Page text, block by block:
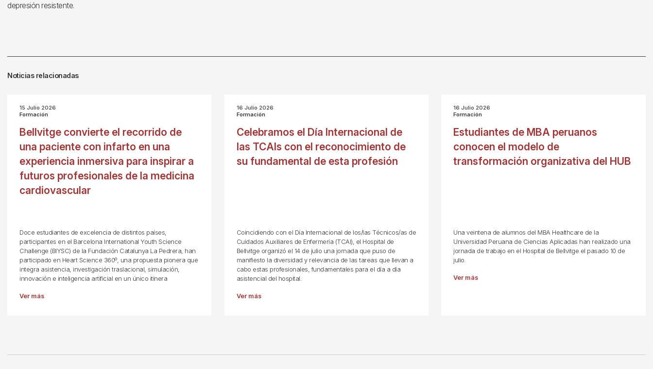
depresión resistente.
Noticias relacionadas
15 Julio 2026
Formación
Bellvitge convierte el recorrido de
una paciente con infarto en una
experiencia inmersiva para inspirar a
futuros profesionales de la medicina
cardiovascular
Doce estudiantes de excelencia de distintos países,
participantes en el Barcelona International Youth Science
Challenge (BIYSC) de la Fundación Catalunya La Pedrera, han
participado en Heart Science 360º, una propuesta pionera que
integra asistencia, investigación traslacional, simulación,
innovación e inteligencia artificial en un único itinera
Ver más
16 Julio 2026
Formación
Celebramos el Día Internacional de
las TCAIs con el reconocimiento de
su fundamental de esta profesión
Coincidiendo con el Día Internacional de los/las Técnicos/as de
Cuidados Auxiliares de Enfermería (TCAI), el Hospital de
Bellvitge organizó el 14 de julio una jornada que puso de
manifiesto la diversidad y relevancia de las tareas que llevan a
cabo estas profesionales, fundamentales para el día a día
asistencial del hospital.
Ver más
16 Julio 2026
Formación
Estudiantes de MBA peruanos
conocen el modelo de
transformación organizativa del HUB
Una veintena de alumnos del MBA Healthcare de la
Universidad Peruana de Ciencias Aplicadas han realizado una
jornada de trabajo en el Hospital de Bellvitge el pasado 10 de
julio.
Ver más